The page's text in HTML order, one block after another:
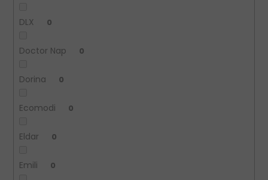
DLX 0
Doctor Nap 0
Dorina 0
Ecomodi 0
Eldar 0
Emili 0